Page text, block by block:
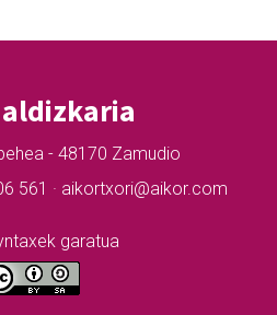
- 48170 Zamudio
561 · aikortxori@aikor.com
garatua